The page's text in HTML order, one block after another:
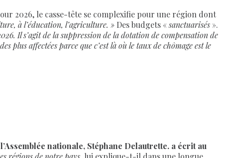
2026, le casse-tête se complexifie pour une région dont
à l’éducation, l’agriculture. » Des budgets «sanctuarisés ».
Il s’agit de la suppression de la dotation de compensation de
plus affectées parce que c’est là où le taux de chômage est le
l’Assemblée nationale, Stéphane Delautrette. a écrit au